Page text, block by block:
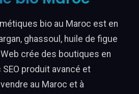
bio au Maroc est en
ghassoul, huile de figue
crée des boutiques en
produit avancé et
au Maroc et à